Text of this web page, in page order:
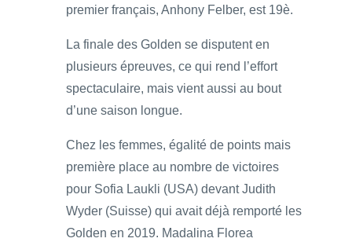
premier français, Anhony Felber, est 19è.
La finale des Golden se disputent en
plusieurs épreuves, ce qui rend l’effort
spectaculaire, mais vient aussi au bout
d’une saison longue.
Chez les femmes, égalité de points mais
première place au nombre de victoires
pour Sofia Laukli (USA) devant Judith
Wyder (Suisse) qui avait déjà remporté les
Golden en 2019. Madalina Florea